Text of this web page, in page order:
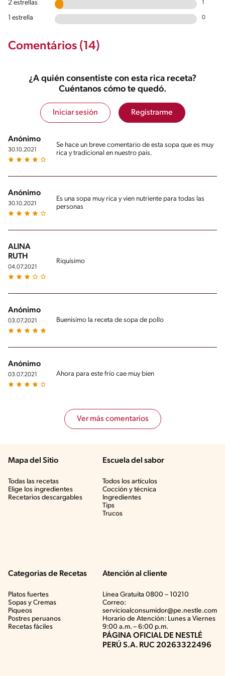
1g / 0%
912g / 0%
2 estrellas 1
1 estrella 0
Comentários (14)
¿A quién consentiste con esta rica receta?
Cuéntanos cómo te quedó.
Iniciar sesión Registrarme
Anónimo
30.10.2021
Se hace un breve comentario de esta sopa que es muy
rica y tradicional en nuestro pais.
Anónimo
30.10.2021
Es una sopa muy rica y vien nutriente para todas las
personas
ALINA
RUTH
04.07.2021
Riquísimo
Anónimo
03.07.2021 Buenisimo la receta de sopa de pollo
Anónimo
03.07.2021 Ahora para este frío cae muy bien
Ver más comentarios
Mapa del Sitio
Todas las recetas
Elige los ingredientes
Recetarios descargables
Escuela del sabor
Todos los artículos
Cocción y técnica
Ingredientes
Tips
Trucos
Categorias de Recetas
Platos fuertes
Sopas y Cremas
Piqueos
Postres peruanos
Recetas fáciles
Atención al cliente
Línea Gratuita 0800 – 10210
Correo:
servicioalconsumidor@pe.nestle.com
Horario de Atención: Lunes a Viernes
9:00 a.m. – 6:00 p.m.
PÁGINA OFICIAL DE NESTLÉ
PERÚ S.A. RUC 20263322496